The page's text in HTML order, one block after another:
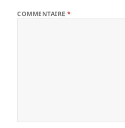
COMMENTAIRE*